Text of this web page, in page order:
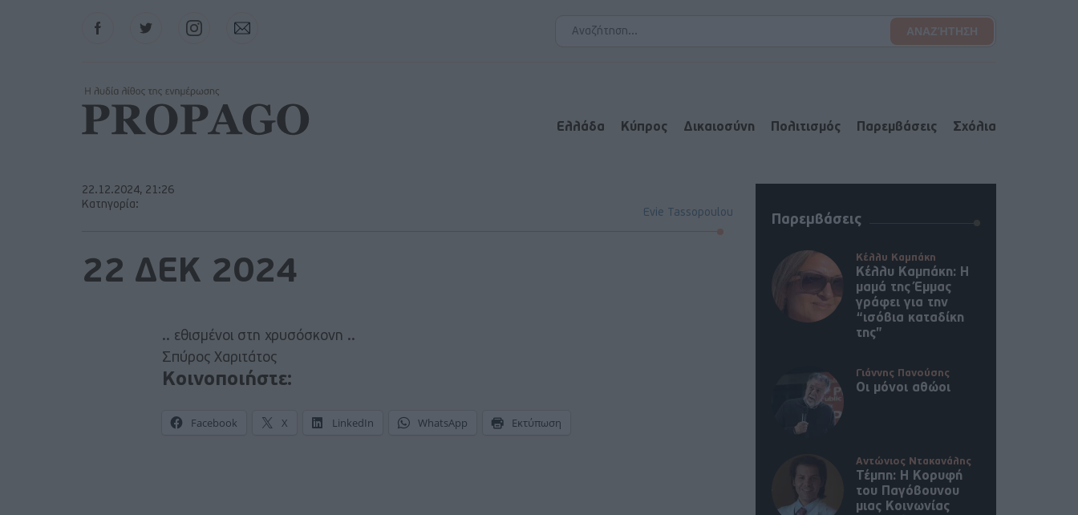
FacebookTwitter InstagramContact
Ελλάδα Κύπρος Δικαιοσύνη Πολιτισμός Παρεμβάσεις Σχόλια
22.12.2024, 21:26
Κατηγορία:
Evie Tassopoulou
22 ΔΕΚ 2024
.. εθισμένοι στη χρυσόσκονη ..
Σπύρος Χαριτάτος
Κοινοποιήστε:
Facebook X LinkedIn WhatsApp Εκτύπωση
Παρεμβάσεις
Κέλλυ Καμπάκη
Κέλλυ Καμπάκη: Η
μαμά της Έμμας
γράφει για την
“ισόβια καταδίκη
της”
Γιάννης Πανούσης
Οι μόνοι αθώοι
Αντώνιος Ντακανάλης
Τέμπη: Η Κορυφή
του Παγόβουνου
μιας Κοινωνίας